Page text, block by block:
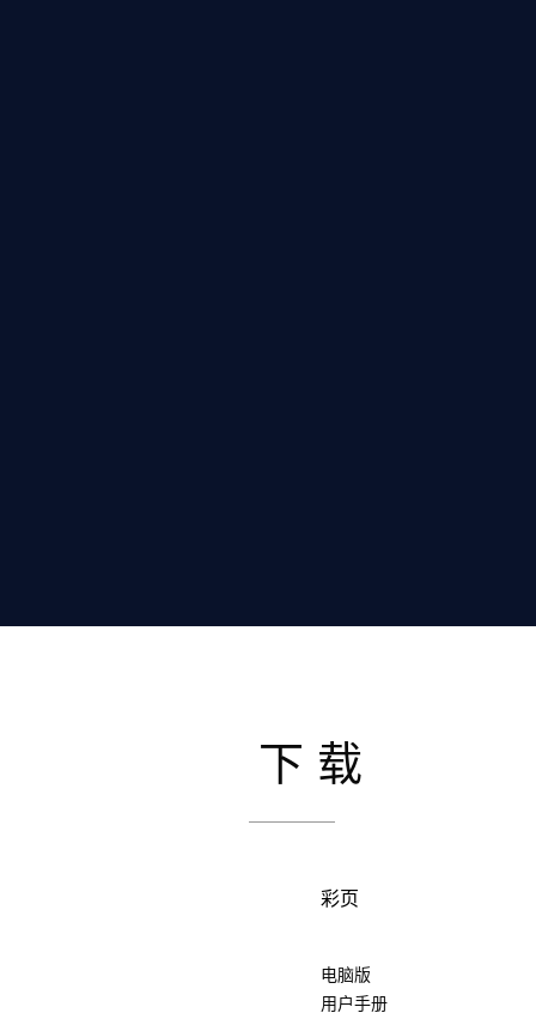
下载
彩页
电脑版
用户手册